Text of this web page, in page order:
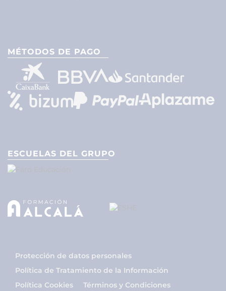
MÉTODOS DE PAGO
ESCUELAS DEL GRUPO
Protección de datos personales
Política de Tratamiento de la Información
Política Cookies
Términos y Condiciones